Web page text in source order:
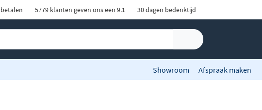
5779 klanten geven ons een 9.1 30 dagen bedenktijd
Showroom Afspraak maken